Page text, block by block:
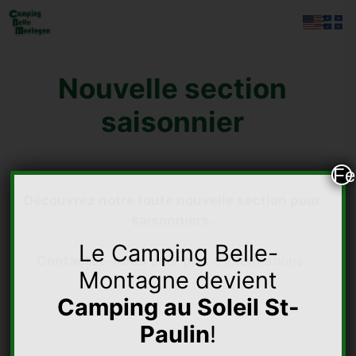
Aller
au
Nouvelle section
saisonnier
Contactez-nous pour plus d’informations.
Le Camping Belle-
Montagne devient
Camping au Soleil St-
Paulin!